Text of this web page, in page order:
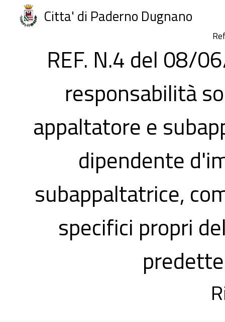
Citta' di Paderno Dugnano
REF. N.4 del 08/
responsabilità
appaltatore e
dipendente
subappaltatrice,
specifici propri